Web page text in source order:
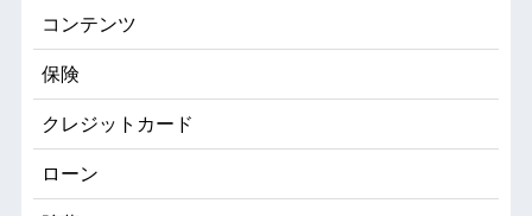
コンテンツ
保険
クレジットカード
ローン